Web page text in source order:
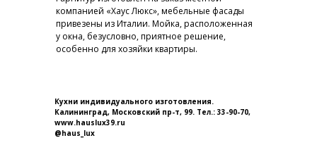
компанией «Хаус Люкс», мебельные фасады
привезены из Италии. Мойка, расположенная
у окна, безусловно, приятное решение,
особенно для хозяйки квартиры.
Кухни индивидуального изготовления.
Калининград, Московский пр-т, 99. Тел.: 33-90-70,
www.hauslux39.ru
@haus_lux